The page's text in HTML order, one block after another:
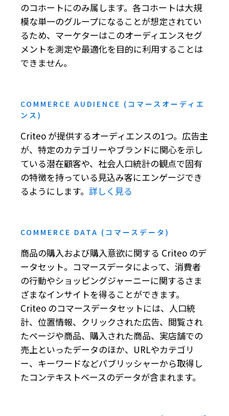
のコホートにのみ属します。各コホートは大規
模な単一のグループになることが想定されてい
るため、マーケターはこのオーディエンスセグ
メントを測定や最適化を目的に利用することは
できません。
COMMERCE AUDIENCE (コマースオーディエ
ンス)
Criteo が提供するオーディエンスの1つ。広告主
が、特定のカテゴリーやブランドに関心を示し
ている潜在顧客や、社会人口統計の観点で固有
の特徴を持っている見込み客にエンゲージでき
るようにします。 詳しく見る
COMMERCE DATA (コマースデータ)
商品の購入および購入意欲に関する Criteo のデ
ータセット。コマースデータによって、消費者
の行動やショッピングジャーニーに関するさま
ざまなインサイトを得ることができます。
Criteo のコマースデータセットには、人口統
計、位置情報、クリックされた広告、閲覧され
たページや商品、購入された商品、実店舗での
売上といったデータのほか、URLやカテゴリ
ー、キーワードなどパブリッシャーから取得し
たコンテキストベースのデータが含まれます。